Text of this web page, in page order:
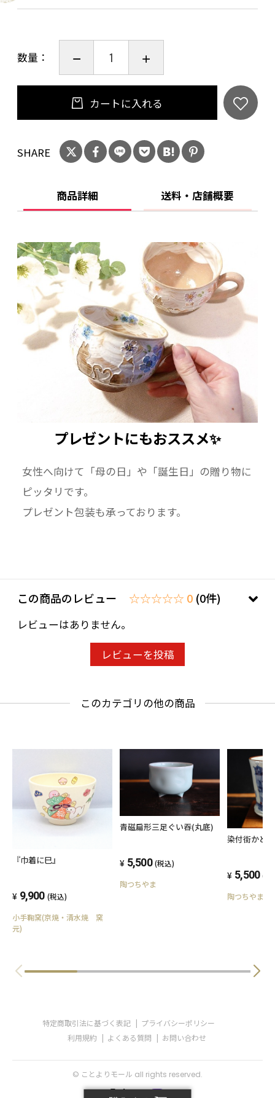
当作品はひとつひとつ手作業で作っております。
若干風合いや色合いが異なる場合がございます
ので、ご了承下さい。
食洗機 ○
電子レンジ ○
使用後食器は汚れを落とし、よく乾燥させてか
ーーーーーーーーーーーーーーーーーーーー
素材：陶器 京焼・清水焼
数量：
カートに入れる
SHARE
商品詳細 送料・店舗概要
プレゼントにもおススメ✨
女性へ向けて「母の日」や「誕生日」の贈り物に
ピッタリです。
プレゼント包装も承っております。
この商品のレビュー ☆☆☆☆☆ 0 (0件)
レビューはありません。
レビューを投稿
このカテゴリの他の商品
『巾着に巳』
9,900 (税込)
小手鞠窯(京焼・清水焼 窯
元)
青磁扁形三足ぐい吞(丸底)
5,500 (税込)
陶つちやま
染付街かど
5,500 (税
陶つちやま
特定商取引法に基づく表記
プライバシーポリシー
利用規約
よくある質問 お問い合わせ
© ことよりモール all rights reserved.